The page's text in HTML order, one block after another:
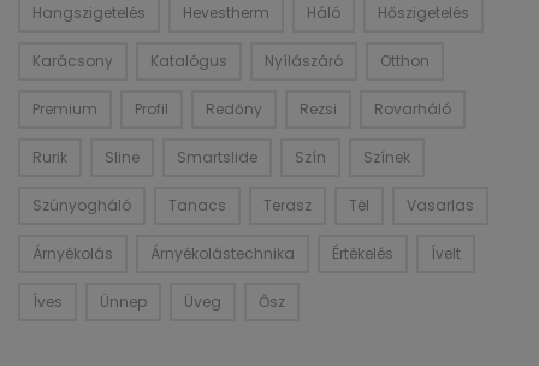
Hangszigetelés Hevestherm Háló Hőszigetelés
Karácsony Katalógus Nyílászáró Otthon
Premium Profil Redőny Rezsi Rovarháló
Rurik Sline Smartslide Szín Színek
Szúnyogháló Tanacs Terasz Tél Vasarlas
Árnyékolás Árnyékolástechnika Értékelés Ívelt
Íves Ünnep Üveg Ősz